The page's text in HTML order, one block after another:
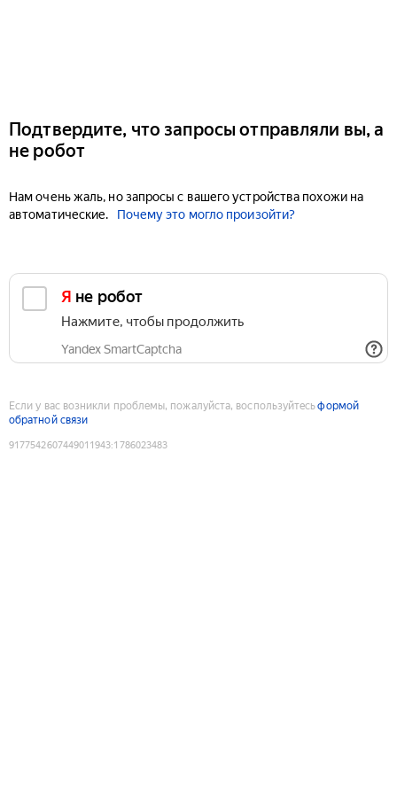
Подтвердите, что запросы отправляли вы, а
не робот
Нам очень жаль, но запросы с вашего устройства похожи на
автоматические.
Почему это могло произойти?
Я не робот
Нажмите, чтобы продолжить
Yandex SmartCaptcha
Если у вас возникли проблемы, пожалуйста, воспользуйтесьформой
обратной связи
9177542607449011943:1786023483